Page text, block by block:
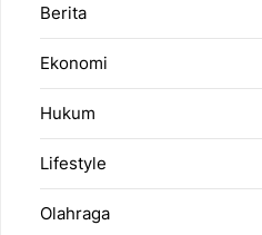
Berita
Ekonomi
Hukum
Lifestyle
Olahraga